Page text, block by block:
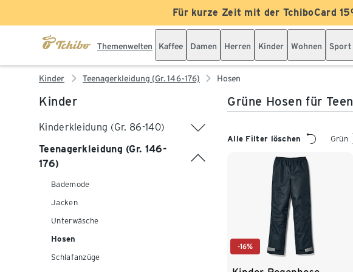
Für kurze Zeit mit der TchiboCard
Themenwelten Kaffee Damen Herren Kinder Wohnen Sport
Kinder Teenagerkleidung (Gr. 146-176) Hosen
Kinder
Kinderkleidung (Gr. 86-140)
Teenagerkleidung (Gr. 146-
176)
Bademode
Jacken
Unterwäsche
Hosen
Schlafanzüge
Grüne Hosen für
Alle Filter löschen Grün
-16%